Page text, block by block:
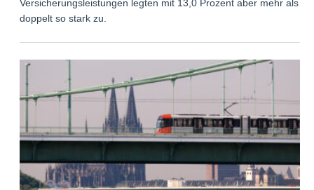
Versicherungsleistungen legten mit 13,0 Prozent aber mehr als
doppelt so stark zu.